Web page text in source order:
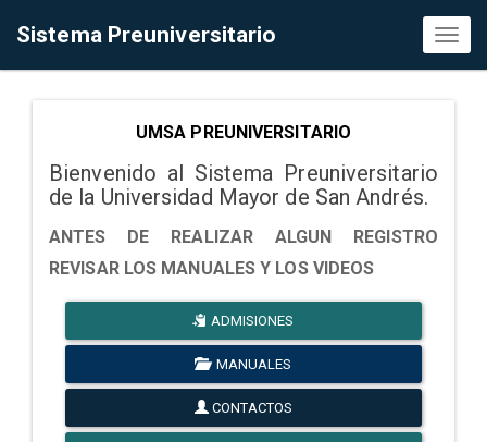
Sistema Preuniversitario
UMSA PREUNIVERSITARIO
Bienvenido al Sistema Preuniversitario
de la Universidad Mayor de San Andrés.
ANTES DE REALIZAR ALGUN REGISTRO
REVISAR LOS MANUALES Y LOS VIDEOS
ADMISIONES
MANUALES
CONTACTOS